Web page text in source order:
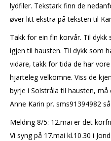
lydfiler. Tekstark finn de
øver litt ekstra på teksten til
Takk for ein fin korvår. Til
igjen til hausten. Til dykk som
vidare, takk for tida de har
hjarteleg velkomne. Viss de
byrje i Solstråla til hausten,
Anne Karin pr. sms91394982
Melding 8/5: 12.mai er det
Vi syng på 17.mai kl.10.30 i